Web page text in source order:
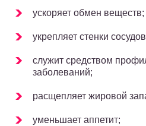
ускоряет обмен веществ;
укрепляет стенки
служит средством
заболеваний;
расщепляет жировой
уменьшает аппетит;